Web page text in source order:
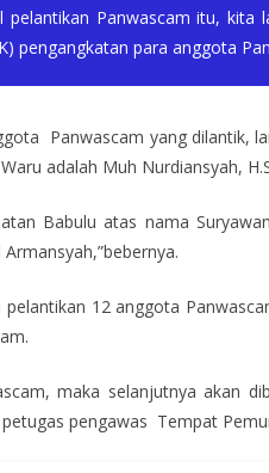
pelantikan Panwascam itu,
pengangkatan para anggota
Panwascam yang dilantik,
adalah Muh Nurdiansyah,
Babulu atas nama
12 anggota
maka selanjutnya akan
pengawas Tempat